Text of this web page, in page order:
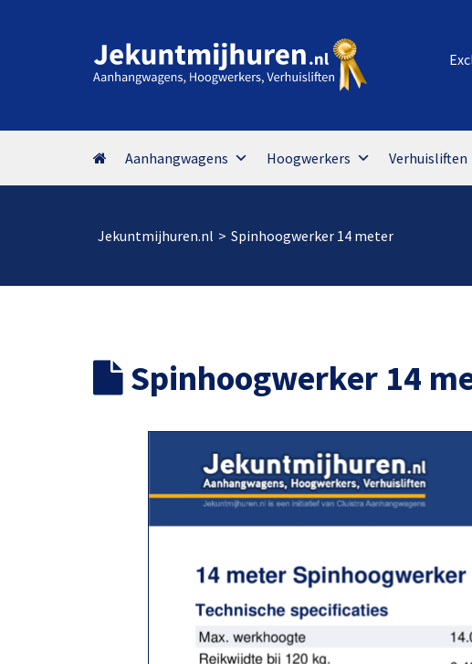
Aanhangwagens Hoogwerkers Verhuisliften
Jekuntmijhuren.nl > Spinhoogwerker 14 meter
Spinhoogwerker 14